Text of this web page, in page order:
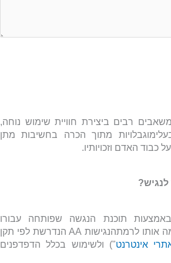
רבים ביצירת חוויית שימוש נוחה,
מתוך הכרה בחשיבות מתן
כבוד האדם וזכויותיו.
תוכנת הנגשה שפותחה עבורו
אותו לרמתהנגישות AAהנדרשת לפי תקן
אינטרנט") ולשימוש בכלל הדפדפנים